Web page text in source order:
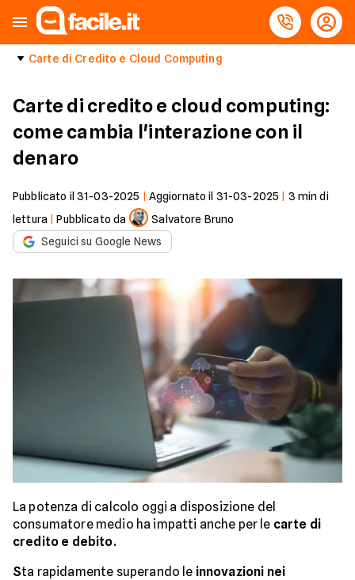
Carte di Credito e Cloud Computing
Carte di credito e cloud computing:
come cambia l'interazione con il
denaro
Pubblicato il 31-03-2025 Aggiornato il 31-03-2025 3 min di
lettura |Pubblicato da
Salvatore Bruno
Seguici su Google News
La potenza di calcolo oggi a disposizione del
consumatore medio ha impatti anche per le carte di
credito e debito.
Sta rapidamente superando le innovazioni nei